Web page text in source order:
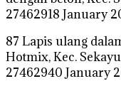
27462918 January
87 Lapis ulang
Hotmix, Kec.
27462940 January